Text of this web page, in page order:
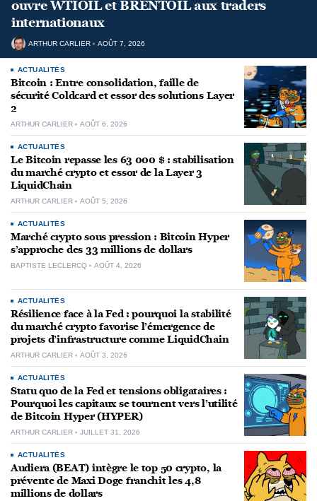
ouvre WTIOIL et BRENTOIL aux traders
internationaux
ARTHUR CARLIER AOÛT 7, 2026
ACTUALITÉS
Bitcoin : Entre consolidation, faille de
sécurité Coldcard et essor des solutions Layer
2
ARTHUR CARLIER AOÛT 6, 2026
ACTUALITÉS
Le Bitcoin repasse les 63 000 $ : stabilisation
du marché crypto et essor de la Layer 3
LiquidChain
ARTHUR CARLIER AOÛT 5, 2026
ACTUALITÉS
Marché crypto sous pression : Bitcoin Hyper
s’approche des 33 millions de dollars
BAPTISTE LECLERCQ AOÛT 4, 2026
ACTUALITÉS
Résilience face à la Fed : pourquoi la stabilité
du marché crypto favorise l’émergence de
projets d’infrastructure comme LiquidChain
ARTHUR CARLIER AOÛT 3, 2026
ACTUALITÉS
Statu quo de la Fed et tensions obligataires :
Pourquoi les capitaux se tournent vers l’utilité
de Bitcoin Hyper (HYPER)
ARTHUR CARLIER JUILLET 31, 2026
ACTUALITÉS
Audiera (BEAT) intègre le top 50 crypto, la
prévente de Maxi Doge franchit les 4,8
millions de dollars